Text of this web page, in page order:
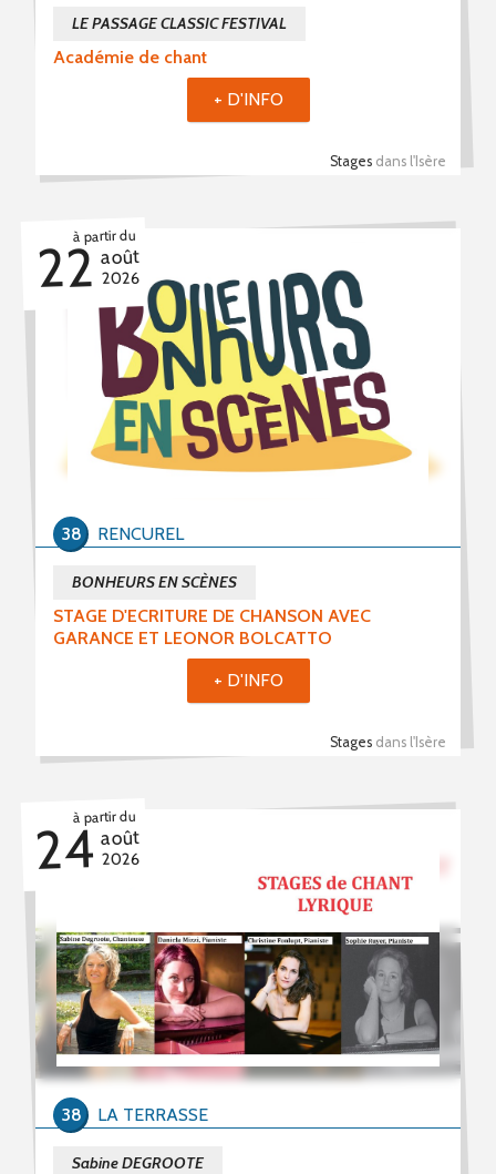
Plusieurs mots clé possibles
PROPOSER UN ÉVÈNEMENT
Académie de chant
LE PASSAGE CLASSIC FESTIVAL
Stages dans l'Isère
+ D'INFO
à partir du
22 août
2026
STAGE D'ECRITURE DE CHANSON AVEC
GARANCE ET LEONOR BOLCATTO
BONHEURS EN SCÈNES
Stages dans l'Isère
RENCUREL
38
+ D'INFO
à partir du
24 août
2026
Sabine DEGROOTE
LA TERRASSE
38